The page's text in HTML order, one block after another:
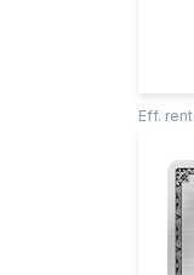
Eff.